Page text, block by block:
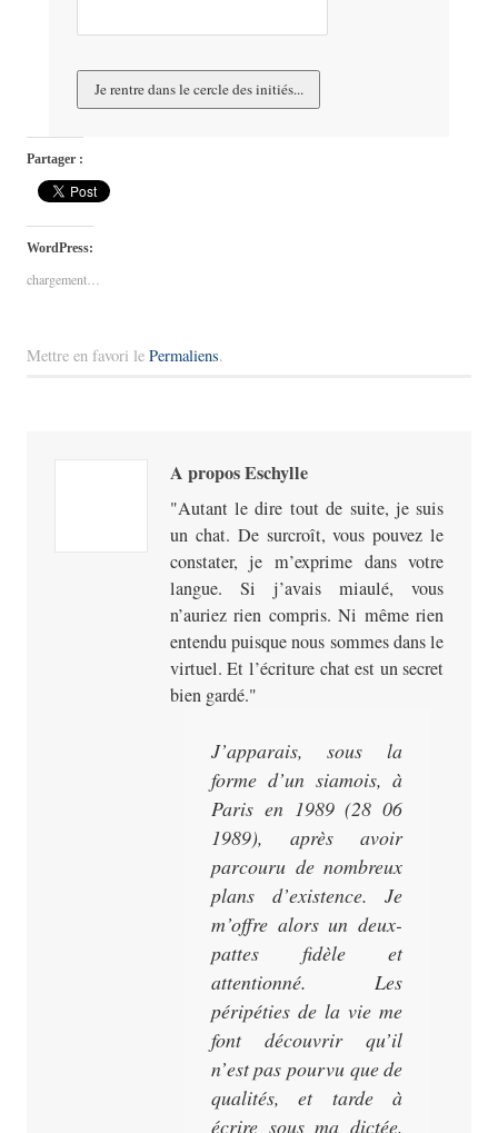
Partager :
WordPress:
chargement…
Mettre en favori lePermaliens.
A propos Eschylle
Autant le dire tout de suite, je suis
un chat. De surcroît, vous pouvez le
constater, je m’exprime dans votre
langue. Si j’avais miaulé, vous
n’auriez rien compris. Ni même rien
entendu puisque nous sommes dans le
virtuel. Et l’écriture chat est un secret
bien gardé.
J’apparais, sous la
forme d’un siamois, à
Paris en 1989 (28 06
1989), après avoir
parcouru de nombreux
plans d’existence. Je
m’offre alors un deux-
pattes fidèle et
attentionné. Les
péripéties de la vie me
font découvrir qu’il
n’est pas pourvu que de
qualités, et tarde à
écrire sous ma dictée.